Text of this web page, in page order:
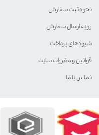
نحوه ثبت سفارش
رویه ارسال سفارش
شیوه‌های پرداخت
قوانین و مقررات سایت
تماس با ما